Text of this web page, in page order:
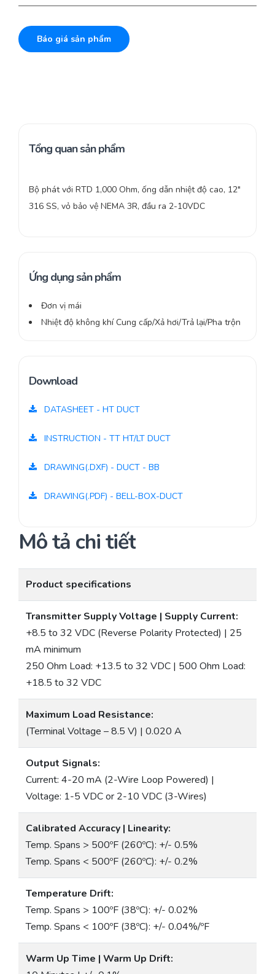
Báo giá sản phẩm
Tổng quan sản phẩm
Bộ phát với RTD 1,000 Ohm, ống dẫn nhiệt độ cao, 12″
316 SS, vỏ bảo vệ NEMA 3R, đầu ra 2-10VDC
Ứng dụng sản phẩm
Đơn vị mái
Nhiệt độ không khí Cung cấp/Xả hơi/Trả lại/Pha trộn
Download
DATASHEET - HT DUCT
INSTRUCTION - TT HT/LT DUCT
DRAWING(.DXF) - DUCT - BB
DRAWING(.PDF) - BELL-BOX-DUCT
Mô tả chi tiết
Product specifications
Transmitter Supply Voltage | Supply Current:
+8.5 to 32 VDC (Reverse Polarity Protected) | 25
mA minimum
250 Ohm Load: +13.5 to 32 VDC | 500 Ohm Load:
+18.5 to 32 VDC
Maximum Load Resistance:
(Terminal Voltage – 8.5 V) | 0.020 A
Output Signals:
Current: 4-20 mA (2-Wire Loop Powered) |
Voltage: 1-5 VDC or 2-10 VDC (3-Wires)
Calibrated Accuracy | Linearity:
Temp. Spans > 500ºF (260ºC): +/- 0.5%
Temp. Spans < 500ºF (260ºC): +/- 0.2%
Temperature Drift:
Temp. Spans > 100ºF (38ºC): +/- 0.02%
Temp. Spans < 100ºF (38ºC): +/- 0.04%/ºF
Warm Up Time | Warm Up Drift: